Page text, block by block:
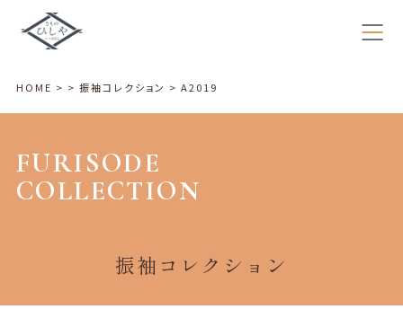
HOME > > 振袖コレクション > A2019
FURISODE
COLLECTION
振袖コレクション